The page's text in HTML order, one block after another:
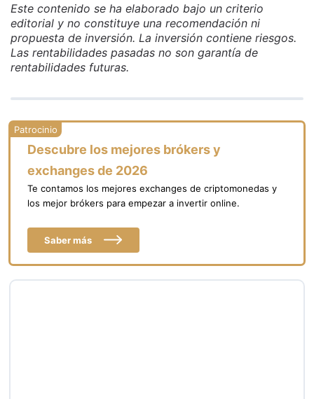
Este contenido se ha elaborado bajo un criterio
editorial y no constituye una recomendación ni
propuesta de inversión. La inversión contiene riesgos.
Las rentabilidades pasadas no son garantía de
rentabilidades futuras.
Descubre los mejores brókers y
exchanges de 2026
Te contamos los mejores exchanges de criptomonedas y
los mejor brókers para empezar a invertir online.
Saber más